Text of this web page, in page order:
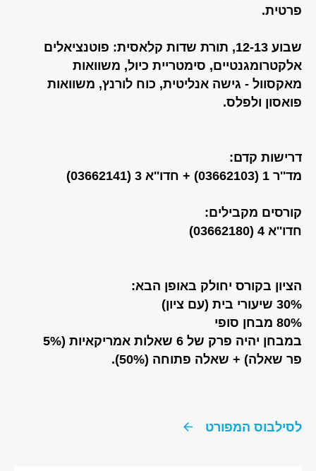
פרטית.
שבוע 12-13, תורת שדות קלאסית: פוטנציאלים
אלקטרומגנטיים, סימטריית כיול, משוואות
מאקסוול - גישה אנליטית, כוח לורנץ, משוואות
פואסון ולפלס.
דרישות קדם:
מד''ר 1 (03662103) + חדו''א 3 (03662141)
קורסים מקבילים:
חדו''א 4 (03662180)
הציון בקורס יחולק באופן הבא:
30% שיעורי בית (עם ציון)
80% מבחן סופי
במבחן יהיה פרק של 6 שאלות אמריקאיות (5%
פר שאלה) + שאלה פתוחה (50%).
לסילבוס המפורט